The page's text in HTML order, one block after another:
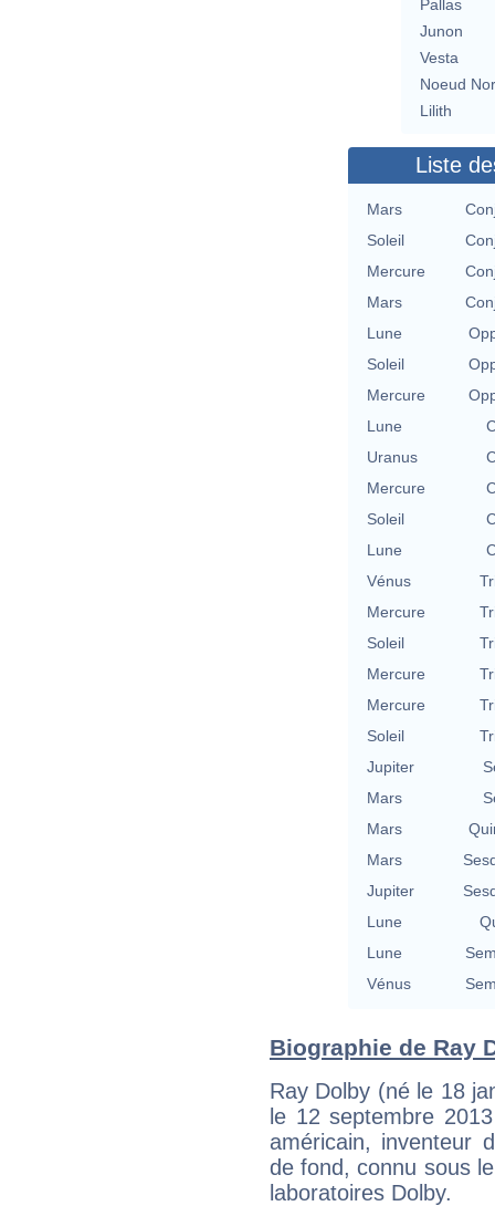
Pallas
Junon
Vesta
Noeud
Lilith
Liste
Mars
Soleil
Mercure
Mars
Lune
Soleil
Mercure
Lune
Uranus
Mercure
Soleil
Lune
Vénus
Mercure
Soleil
Mercure
Mercure
Soleil
Jupiter
Mars
Mars
Mars
Jupiter
Lune
Lune
Vénus
Biographie de Ray
Ray Dolby (né le 18
le 12 septembre
américain, inventeur
de fond, connu sous
laboratoires Dolby.